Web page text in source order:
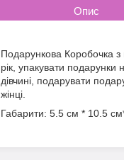
Опис
Подарункова Коробочка
рік, упакувати
дівчині, подарувати
жінці.
Габарити: 5.5 см * 10.5